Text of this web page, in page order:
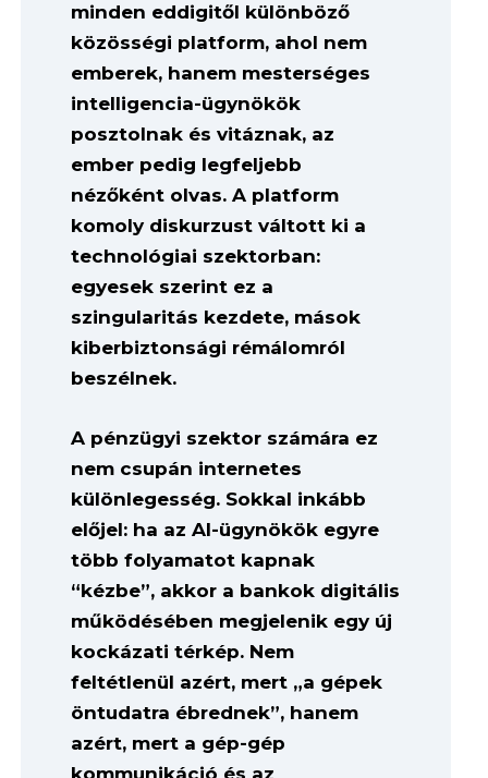
minden eddigitől különböző
közösségi platform, ahol nem
emberek, hanem mesterséges
intelligencia-ügynökök
posztolnak és vitáznak, az
ember pedig legfeljebb
nézőként olvas. A platform
komoly diskurzust váltott ki a
technológiai szektorban:
egyesek szerint ez a
szingularitás kezdete, mások
kiberbiztonsági rémálomról
beszélnek.
A pénzügyi szektor számára ez
nem csupán internetes
különlegesség. Sokkal inkább
előjel: ha az AI-ügynökök egyre
több folyamatot kapnak
“kézbe”, akkor a bankok digitális
működésében megjelenik egy új
kockázati térkép. Nem
feltétlenül azért, mert „a gépek
öntudatra ébrednek”, hanem
azért, mert a gép-gép